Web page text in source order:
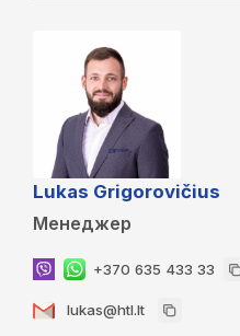
Lukas Grigorovičius
Менеджер
+370 635 433 33
lukas@htl.lt